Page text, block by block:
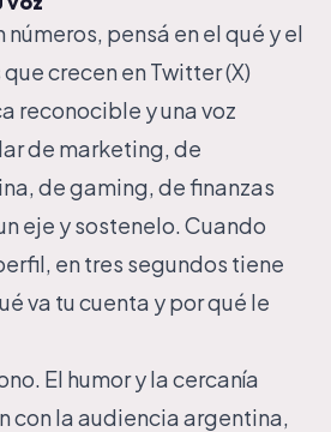
pensá en el qué y el
crecen en Twitter (X)
reconocible y una voz
de marketing, de
de gaming, de finanzas
eje y sostenelo. Cuando
en tres segundos tiene
va tu cuenta y por qué le
El humor y la cercanía
con la audiencia argentina,